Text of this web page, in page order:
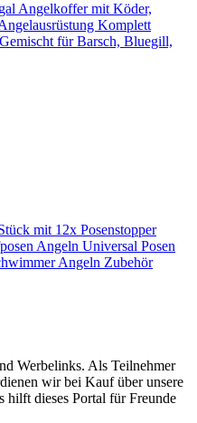
Angelkoffer mit Köder,
Komplett
für Barsch, Bluegill,
mit 12x Posenstopper
Angeln Universal Posen
Angeln Zubehör
Werbelinks. Als Teilnehmer
wir bei Kauf über unsere
hilft dieses Portal für Freunde